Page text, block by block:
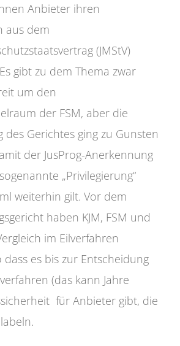
Anbieter ihren
aus dem
(JMStV)
gibt zu dem Thema zwar
um den
der FSM, aber die
des Gerichtes ging zu Gunsten
der JusProg-Anerkennung
„Privilegierung“
weiterhin gilt. Vor dem
haben KJM, FSM und
im Eilverfahren
dass es bis zur Entscheidung
(das kann Jahre
für Anbieter gibt, die